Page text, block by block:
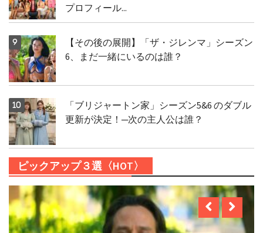
プロフィール...
【その後の展開】「ザ・ジレンマ」シーズン
6、まだ一緒にいるのは誰？
「ブリジャートン家」シーズン5&6 のダブル
更新が決定！─次の主人公は誰？
ピックアップ３選〈HOT〉